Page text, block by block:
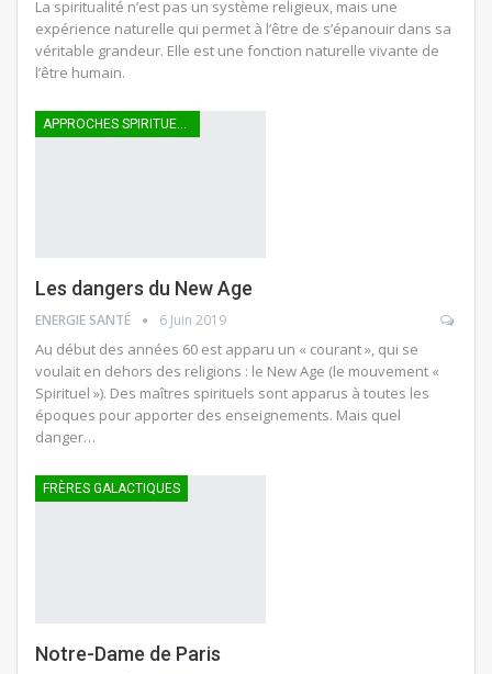
La spiritualité n’est pas un système religieux, mais une
expérience naturelle qui permet à l’être de s’épanouir dans sa
véritable grandeur. Elle est une fonction naturelle vivante de
l’être humain.
APPROCHES SPIRITUELLES
Les dangers du New Age
ENERGIE SANTÉ 6 Juin 2019
Au début des années 60 est apparu un « courant », qui se
voulait en dehors des religions : le New Age (le mouvement «
Spirituel »). Des maîtres spirituels sont apparus à toutes les
époques pour apporter des enseignements. Mais quel
danger…
FRÈRES GALACTIQUES
Notre-Dame de Paris